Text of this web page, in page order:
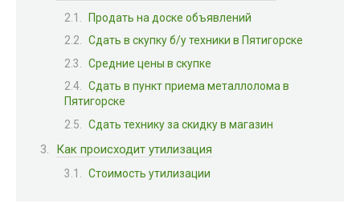
Продать на доске объявлений
Сдать в скупку б/у техники в Пятигорске
Средние цены в скупке
Сдать в пункт приема металлолома в
Пятигорске
Сдать технику за скидку в магазин
Как происходит утилизация
Стоимость утилизации